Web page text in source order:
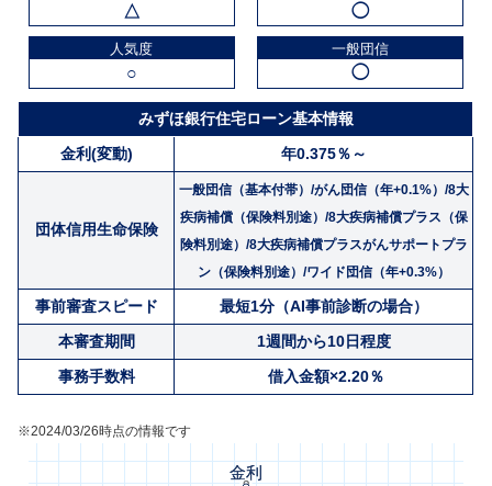
△ ◯
人気度
○
一般団信
◯
みずほ銀行住宅ローン基本情報
金利(変動)
年0.375％～
団体信用生命保険
一般団信（基本付帯）/がん団信（年+0.1%）/8大
疾病補償（保険料別途）/8大疾病補償プラス（保
険料別途）/8大疾病補償プラスがんサポートプラ
ン（保険料別途）/ワイド団信（年+0.3%）
事前審査スピード
最短1分（AI事前診断の場合）
本審査期間
1週間から10日程度
事務手数料
借入金額×2.20％
※2024/03/26時点の情報です